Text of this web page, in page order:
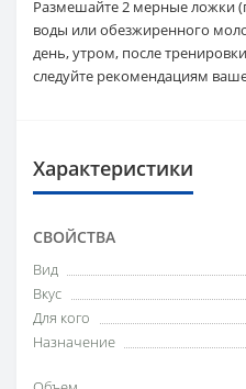
Размешайте 2 мерные ложки
воды или обезжиренного
день, утром, после
следуйте рекомендациям
Характеристики
СВОЙСТВА
Вид
Вкус
Для кого
Назначение